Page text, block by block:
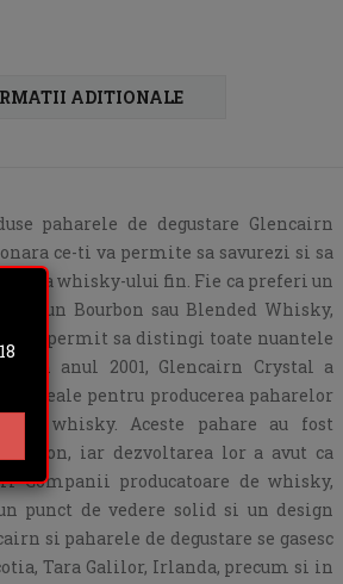
ADITIONALE
paharele de degustare Glencairn
ce-ti va permite sa savurezi si sa
whisky-ului fin. Fie ca preferi un
un Bourbon sau Blended Whisky,
iti permit sa distingi toate nuantele
In anul 2001, Glencairn Crystal a
ideale pentru producerea paharelor
whisky. Aceste pahare au fost
iar dezvoltarea lor a avut ca
Companii producatoare de whisky,
punct de vedere solid si un design
si paharele de degustare se gasesc
Tara Galilor, Irlanda, precum si in